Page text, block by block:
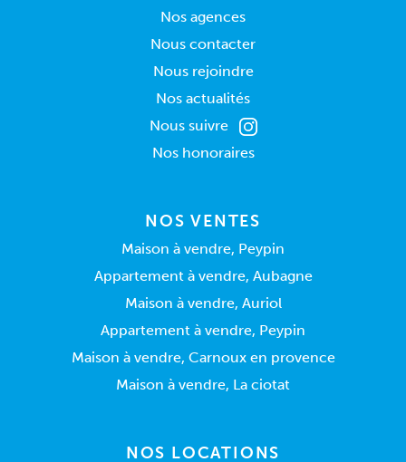
Nos agences
Nous contacter
Nous rejoindre
Nos actualités
Nous suivre
Nos honoraires
NOS VENTES
Maison à vendre, Peypin
Appartement à vendre, Aubagne
Maison à vendre, Auriol
Appartement à vendre, Peypin
Maison à vendre, Carnoux en provence
Maison à vendre, La ciotat
NOS LOCATIONS